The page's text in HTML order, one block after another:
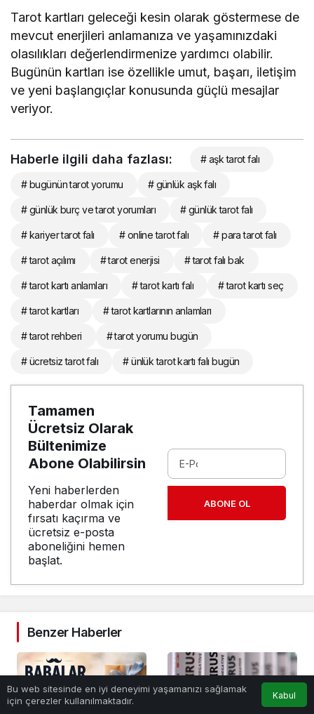
Tarot kartları geleceği kesin olarak göstermese de
mevcut enerjileri anlamanıza ve yaşamınızdaki
olasılıkları değerlendirmenize yardımcı olabilir.
Bugünün kartları ise özellikle umut, başarı, iletişim
ve yeni başlangıçlar konusunda güçlü mesajlar
veriyor.
Haberle ilgili daha fazlası: # aşk tarot falı
# bugünün tarot yorumu # günlük aşk falı
# günlük burç ve tarot yorumları # günlük tarot falı
# kariyer tarot falı # online tarot falı # para tarot falı
# tarot açılımı # tarot enerjisi # tarot falı bak
# tarot kartı anlamları # tarot kartı falı # tarot kartı seç
# tarot kartları # tarot kartlarının anlamları
# tarot rehberi # tarot yorumu bugün
# ücretsiz tarot falı # ünlük tarot kartı falı bugün
Tamamen
Ücretsiz Olarak
Bültenimize
Abone Olabilirsin
Yeni haberlerden
haberdar olmak için
fırsatı kaçırma ve
ücretsiz e-posta
aboneliğini hemen
başlat.
ABONE OL
Benzer Haberler
Bu web sitesinde en iyi deneyimi yaşamanızı sağlamak
için çerezler kullanılmaktadır.
Kabul
Anasayfa Akış Bildirimler
0